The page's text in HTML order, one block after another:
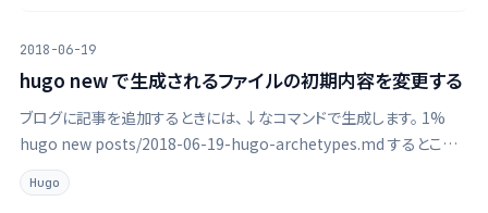
2018-06-19
hugo new で生成されるファイルの初期内容を変更する
ブログに記事を追加するときには、↓なコマンドで生成します。 1%
hugo new posts/2018-06-19-hugo-archetypes.md するとこん
な中身で生成されます。 1--- 2title: "2018 06 19 Hugo …
Hugo